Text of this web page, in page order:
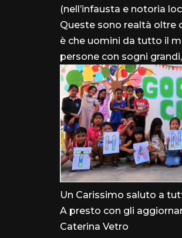
(nell’infausta e notoria
Queste sono realtà oltre
è che uomini da tutto il
persone con sogni
Un Carissimo saluto a
A presto con gli
Caterina Vetro